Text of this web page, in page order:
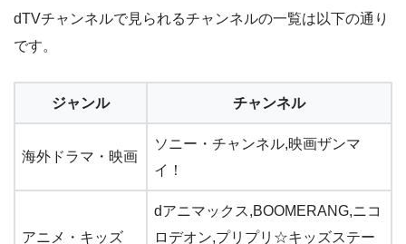
dTVチャンネルで見られるチャンネルの一覧は以下の通り
です。
ジャンル チャンネル
海外ドラマ・映画
ソニー・チャンネル,映画ザンマ
イ！
アニメ・キッズ
dアニマックス,BOOMERANG,ニコ
ロデオン,プリプリ☆キッズステー